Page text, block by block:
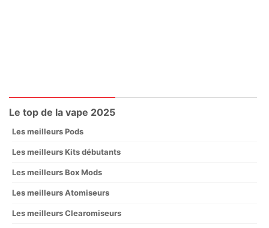
Le top de la vape 2025
Les meilleurs Pods
Les meilleurs Kits débutants
Les meilleurs Box Mods
Les meilleurs Atomiseurs
Les meilleurs Clearomiseurs